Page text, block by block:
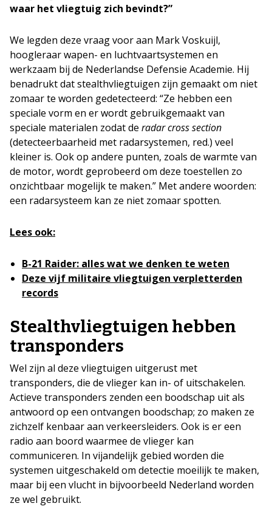
waar het vliegtuig zich bevindt?”
We legden deze vraag voor aan Mark Voskuijl,
hoogleraar wapen- en luchtvaartsystemen en
werkzaam bij de Nederlandse Defensie Academie. Hij
benadrukt dat stealthvliegtuigen zijn gemaakt om niet
zomaar te worden gedetecteerd: “Ze hebben een
speciale vorm en er wordt gebruikgemaakt van
speciale materialen zodat de radar cross section
(detecteerbaarheid met radarsystemen, red.) veel
kleiner is. Ook op andere punten, zoals de warmte van
de motor, wordt geprobeerd om deze toestellen zo
onzichtbaar mogelijk te maken.” Met andere woorden:
een radarsysteem kan ze niet zomaar spotten.
Lees ook:
B-21 Raider: alles wat we denken te weten
Deze vijf militaire vliegtuigen verpletterden
records
Stealthvliegtuigen hebben
transponders
Wel zijn al deze vliegtuigen uitgerust met
transponders, die de vlieger kan in- of uitschakelen.
Actieve transponders zenden een boodschap uit als
antwoord op een ontvangen boodschap; zo maken ze
zichzelf kenbaar aan verkeersleiders. Ook is er een
radio aan boord waarmee de vlieger kan
communiceren. In vijandelijk gebied worden die
systemen uitgeschakeld om detectie moeilijk te maken,
maar bij een vlucht in bijvoorbeeld Nederland worden
ze wel gebruikt.